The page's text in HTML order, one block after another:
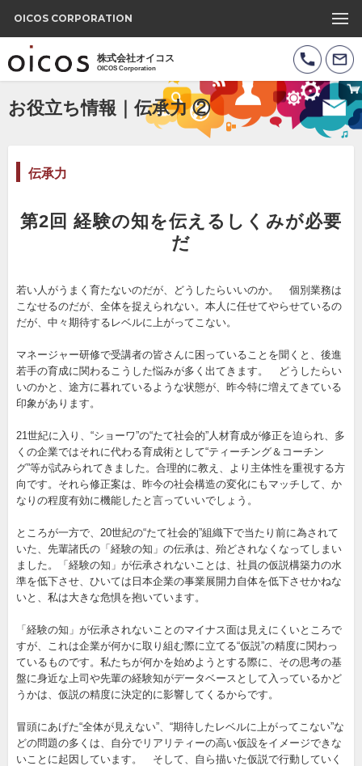
株式会社オイコス
OICOS Corporation
OICOS CORPORATION
お役立ち情報｜伝承力 ②
伝承力
第2回 経験の知を伝えるしくみが必要
だ
若い人がうまく育たないのだが、どうしたらいいのか。 個別業務は
こなせるのだが、全体を捉えられない。本人に任せてやらせているの
だが、中々期待するレベルに上がってこない。
マネージャー研修で受講者の皆さんに困っていることを聞くと、後進
若手の育成に関わるこうした悩みが多く出てきます。 どうしたらい
いのかと、途方に暮れているような状態が、昨今特に増えてきている
印象があります。
21世紀に入り、“ショーワ”の“たて社会的”人材育成が修正を迫られ、多
くの企業ではそれに代わる育成術として“ティーチング＆コーチン
グ”等が試みられてきました。合理的に教え、より主体性を重視する方
向です。それら修正案は、昨今の社会構造の変化にもマッチして、か
なりの程度有効に機能したと言っていいでしょう。
ところが一方で、20世紀の“たて社会的”組織下で当たり前に為されて
いた、先輩諸氏の「経験の知」の伝承は、殆どされなくなってしまい
ました。「経験の知」が伝承されないことは、社員の仮説構築力の水
準を低下させ、ひいては日本企業の事業展開力自体を低下させかねな
いと、私は大きな危惧を抱いています。
「経験の知」が伝承されないことのマイナス面は見えにくいところで
すが、これは企業が何かに取り組む際に立てる“仮説”の精度に関わっ
ているものです。私たちが何かを始めようとする際に、その思考の基
盤に身近な上司や先輩の経験知がデータベースとして入っているかど
うかは、仮説の精度に決定的に影響してくるからです。
冒頭にあげた“全体が見えない”、“期待したレベルに上がってこない”な
どの問題の多くは、自分でリアリティーの高い仮設をイメージできな
いことに起因しています。 そして、自ら描いた仮説で行動していく